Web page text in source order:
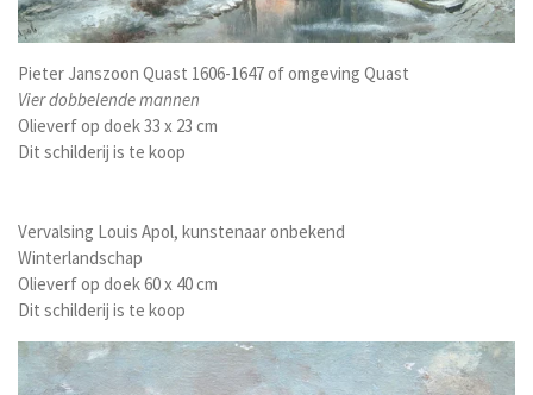
Pieter Janszoon Quast 1606-1647 of omgeving Quast
Vier dobbelende mannen
Olieverf op doek 33 x 23 cm
Dit schilderij is te koop
Vervalsing Louis Apol, kunstenaar onbekend
Winterlandschap
Olieverf op doek 60 x 40 cm
Dit schilderij is te koop